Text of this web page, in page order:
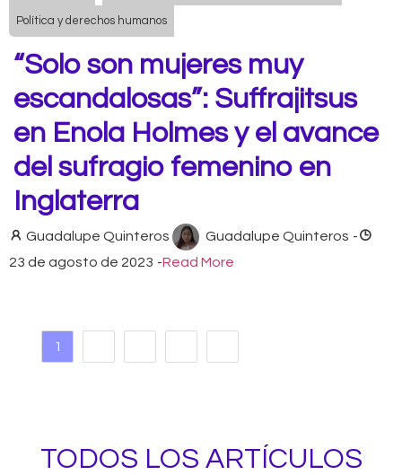
Política y derechos humanos
“Solo son mujeres muy
escandalosas”: Suffrajitsus
en Enola Holmes y el avance
del sufragio femenino en
Inglaterra
Guadalupe Quinteros Guadalupe Quinteros -
23 de agosto de 2023 -Read More
1
TODOS LOS ARTÍCULOS